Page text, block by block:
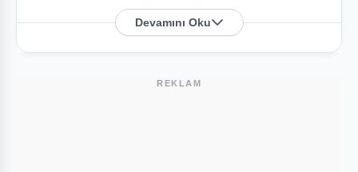
CarrefourSA Antalya Kadriye Süper
en güncel indirim broşürlerini ve aktüel ürün
fırsatlarını bu sayfada derledik.
CarrefourSA Antalya Kadriye Süper
Devamını Oku
REKLAM